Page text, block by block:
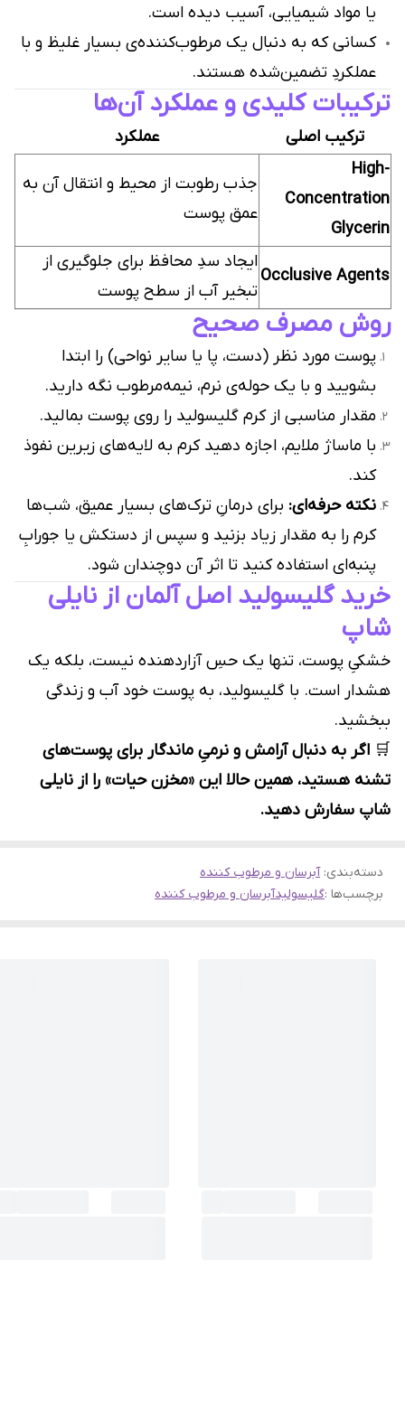
یا مواد شیمیایی، آسیب دیده است.
کسانی که به دنبال یک مرطوب‌کننده‌ی بسیار غلیظ و با
عملکردِ تضمین‌شده هستند.
ترکیبات کلیدی و عملکرد آن‌ها
ترکیب اصلی
عملکرد
High-
Concentration
Glycerin
جذب رطوبت از محیط و انتقال آن به
عمق پوست
Occlusive Agents
ایجاد سدِ محافظ برای جلوگیری از
تبخیر آب از سطح پوست
روش مصرف صحیح
پوست مورد نظر (دست، پا یا سایر نواحی) را ابتدا
بشویید و با یک حوله‌ی نرم، نیمه‌مرطوب نگه دارید.
مقدار مناسبی از کرم گلیسولید را روی پوست بمالید.
با ماساژ ملایم، اجازه دهید کرم به لایه‌های زیرین نفوذ
کند.
نکته حرفه‌ای: برای درمانِ ترک‌های بسیار عمیق، شب‌ها
کرم را به مقدار زیاد بزنید و سپس از دستکش یا جورابِ
پنبه‌ای استفاده کنید تا اثر آن دوچندان شود.
خرید گلیسولید اصل آلمان از نایلی
شاپ
خشکیِ پوست، تنها یک حسِ آزاردهنده نیست، بلکه یک
هشدار است. با گلیسولید، به پوست خود آب و زندگی
ببخشید.
🛒 اگر به دنبال آرامش و نرمیِ ماندگار برای پوست‌های
تشنه هستید، همین حالا این «مخزن حیات» را از نایلی
شاپ سفارش دهید.
دسته‌بندی:آبرسان و مرطوب کننده
برچسب‌ها :گلیسولیدآبرسان و مرطوب کننده